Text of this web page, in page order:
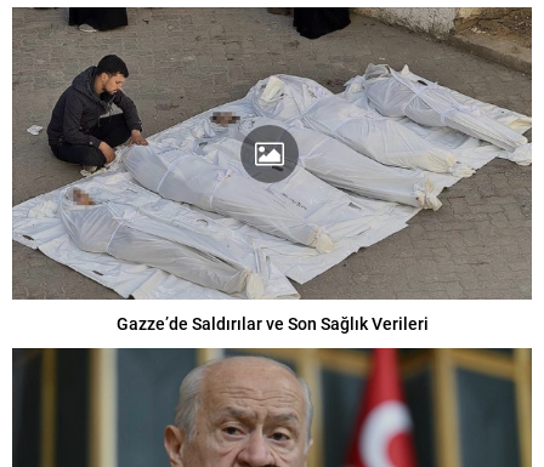
Gazze’de Saldırılar ve Son Sağlık Verileri